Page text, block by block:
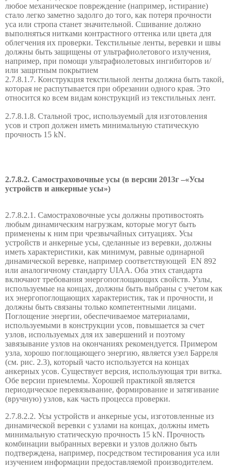
любое механическое повреждение (например, истирание)
стало легко заметно задолго до того, как потеря прочности
уса или стропа станет значительной. Сшивание должно
выполняться нитками контрастного оттенка или цвета для
облегчения их проверки. Текстильные ленты, веревки и швы
должны быть защищены от ультрафиолетового излучения,
например, при помощи ультрафиолетовых ингибиторов и/
или защитным покрытием
2.7.8.1.7. Конструкция текстильной ленты должна быть такой,
которая не распутывается при обрезании одного края. Это
относится ко всем видам конструкций из текстильных лент.
2.7.8.1.8. Стальной трос, используемый для изготовления
усов и строп должен иметь минимальную статическую
прочность 15 kN.
2.7.8.2. Самостраховочные усы (в версии 2013г –«Усы
устройств и анкерные усы»)
2.7.8.2.1. Самостраховочные усы должны противостоять
любым динамическим нагрузкам, которые могут быть
применены к ним при чрезвычайных ситуациях. Усы
устройств и анкерные усы, сделанные из веревки, должны
иметь характеристики, как минимум, равные одинарной
динамической веревке, например соответствующей EN 892
или аналогичному стандарту UIAA. Оба этих стандарта
включают требования энергопоглощающих свойств. Узлы,
используемые на концах, должны быть выбраны с учетом как
их энергопоглощающих характеристик, так и прочности, и
должны быть связаны только компетентными лицами.
Поглощение энергии, обеспечиваемое материалами,
используемыми в конструкции усов, повышается за счет
узлов, используемых для их завершений и поэтому
завязывание узлов на окончаниях рекомендуется. Примером
узла, хорошо поглощающего энергию, является узел Барреля
(см. рис. 2.3), который часто используется на концах
анкерных усов. Существует версия, использующая три витка.
Обе версии приемлемы. Хорошей практикой является
периодическое перевязывание, формирование и затягивание
(вручную) узлов, как часть процесса проверки.
2.7.8.2.2. Усы устройств и анкерные усы, изготовленные из
динамической веревки с узлами на концах, должны иметь
минимальную статическую прочность 15 kN. Прочность
комбинации выбранных веревки и узлов должно быть
подтверждена, например, посредством тестирования уса или
изучением информации предоставляемой производителем.